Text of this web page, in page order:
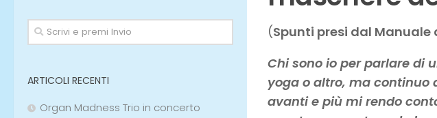
(Spunti presi dal Manuale
Chi sono io per parlare di
yoga o altro, ma continuo
avanti e più mi rendo
ARTICOLI RECENTI
Organ Madness Trio in concerto